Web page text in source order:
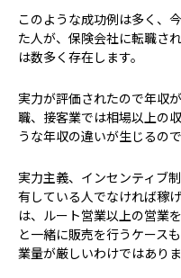
このような成功例は多く、
た人が、保険会社に転職さ
は数多く存在します。
実力が評価されたので年収
職、接客業では相場以上の
うな年収の違いが生じるので
実力主義、インセンティブ
有している人でなければ稼
は、ルート営業以上の営業
と一緒に販売を行うケース
業量が厳しいわけではありま